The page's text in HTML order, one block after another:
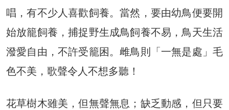
唱，有不少人喜歡飼養。當然，要由幼鳥便要開
始放籠飼養，捕捉野生成鳥飼養不易，鳥天生活
潑愛自由，不許受籠困。雌鳥則「一無是處」毛
色不美，歌聲令人不想多聽！
花草樹木雖美，但無聲無息；缺乏動感，但只要